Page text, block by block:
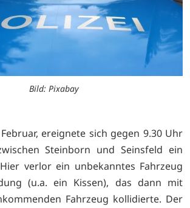
Bild: Pixabay
ereignete sich gegen 9.30 Uhr
Steinborn und Seinsfeld ein
verlor ein unbekanntes Fahrzeug
(u.a. ein Kissen), das dann mit
Fahrzeug kollidierte. Der